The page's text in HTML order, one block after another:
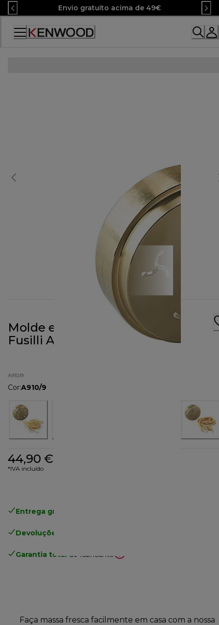
Skip
to
Content
Envio gratuito acima de 49€
Molde em metal para massa
Fusilli A910
A910/9
Cor:A910/9
44,90 €
*IVA incluído
Entrega gratuita padrão
Devoluções gratuitas
Garantia total do fabricante
Faça massa fresca facilmente em casa com a nossa